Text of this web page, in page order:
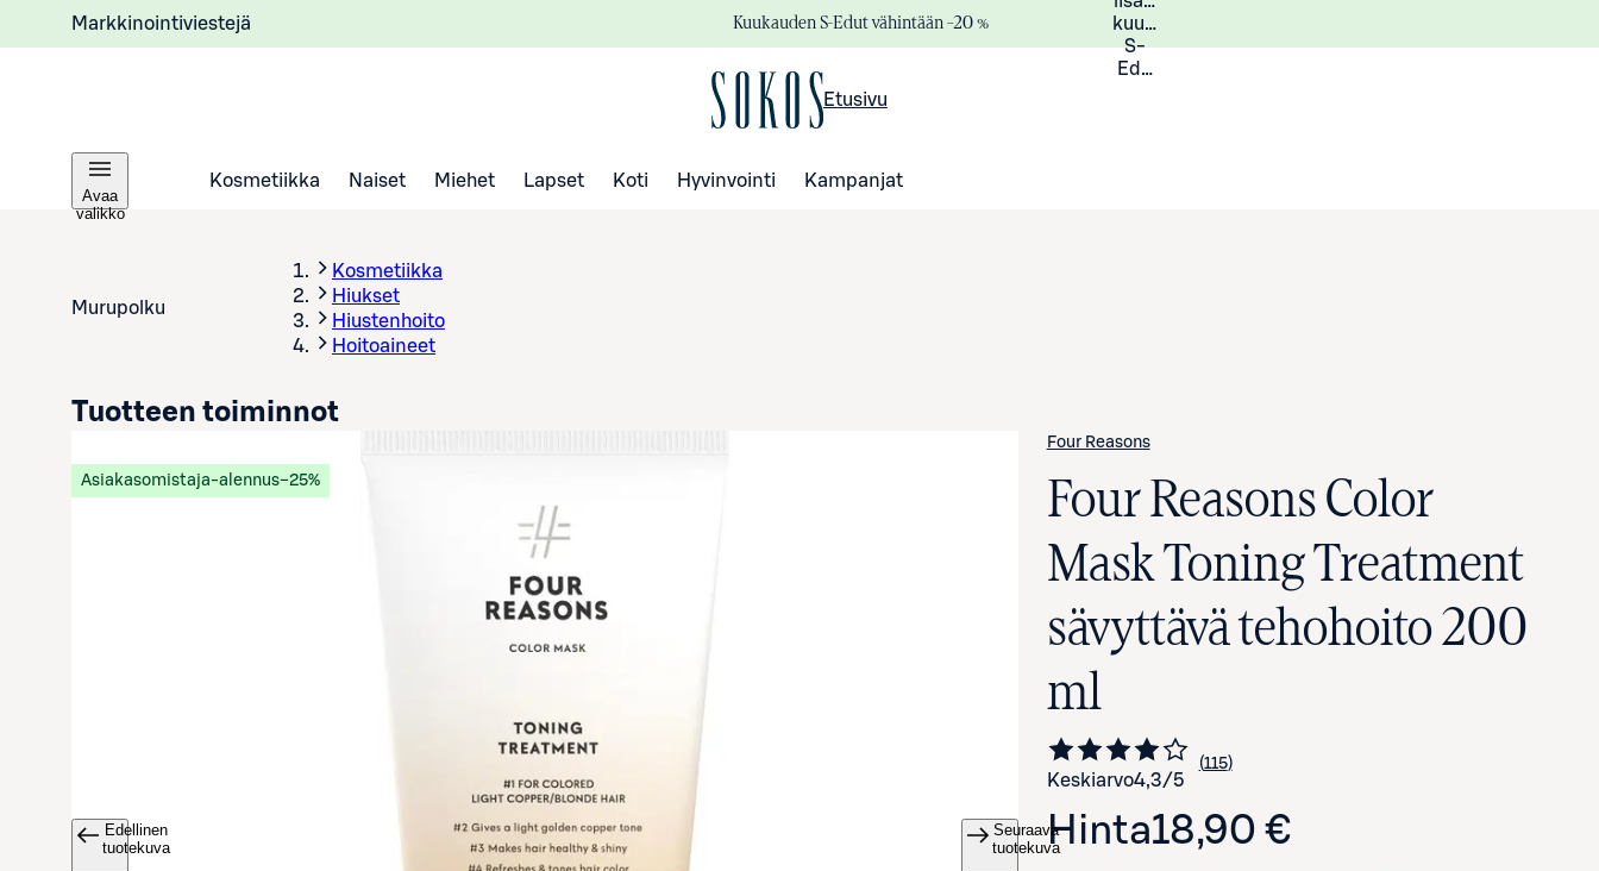
Markkinointiviestejä Kuukauden S-Edut vähintään –20 %
kuukauden
S-
Eduista
Etusivu
Avaa
valikko
Kosmetiikka Naiset Miehet Lapset Koti Hyvinvointi Kampanjat
Murupolku
Kosmetiikka
Hiukset
Hiustenhoito
Hoitoaineet
Avaa tuotekuva suurennettuna
Asiakasomistaja-alennus−25%
Edellinen
tuotekuva
Seuraava
tuotekuva
Four Reasons
Four Reasons Color
Mask Toning Treatment
sävyttävä tehohoito 200
ml
Keskiarvo4,3/5 Siirry arvioihin
115
kappaletta
Hinta18,90 €
Tuotteen toiminnot